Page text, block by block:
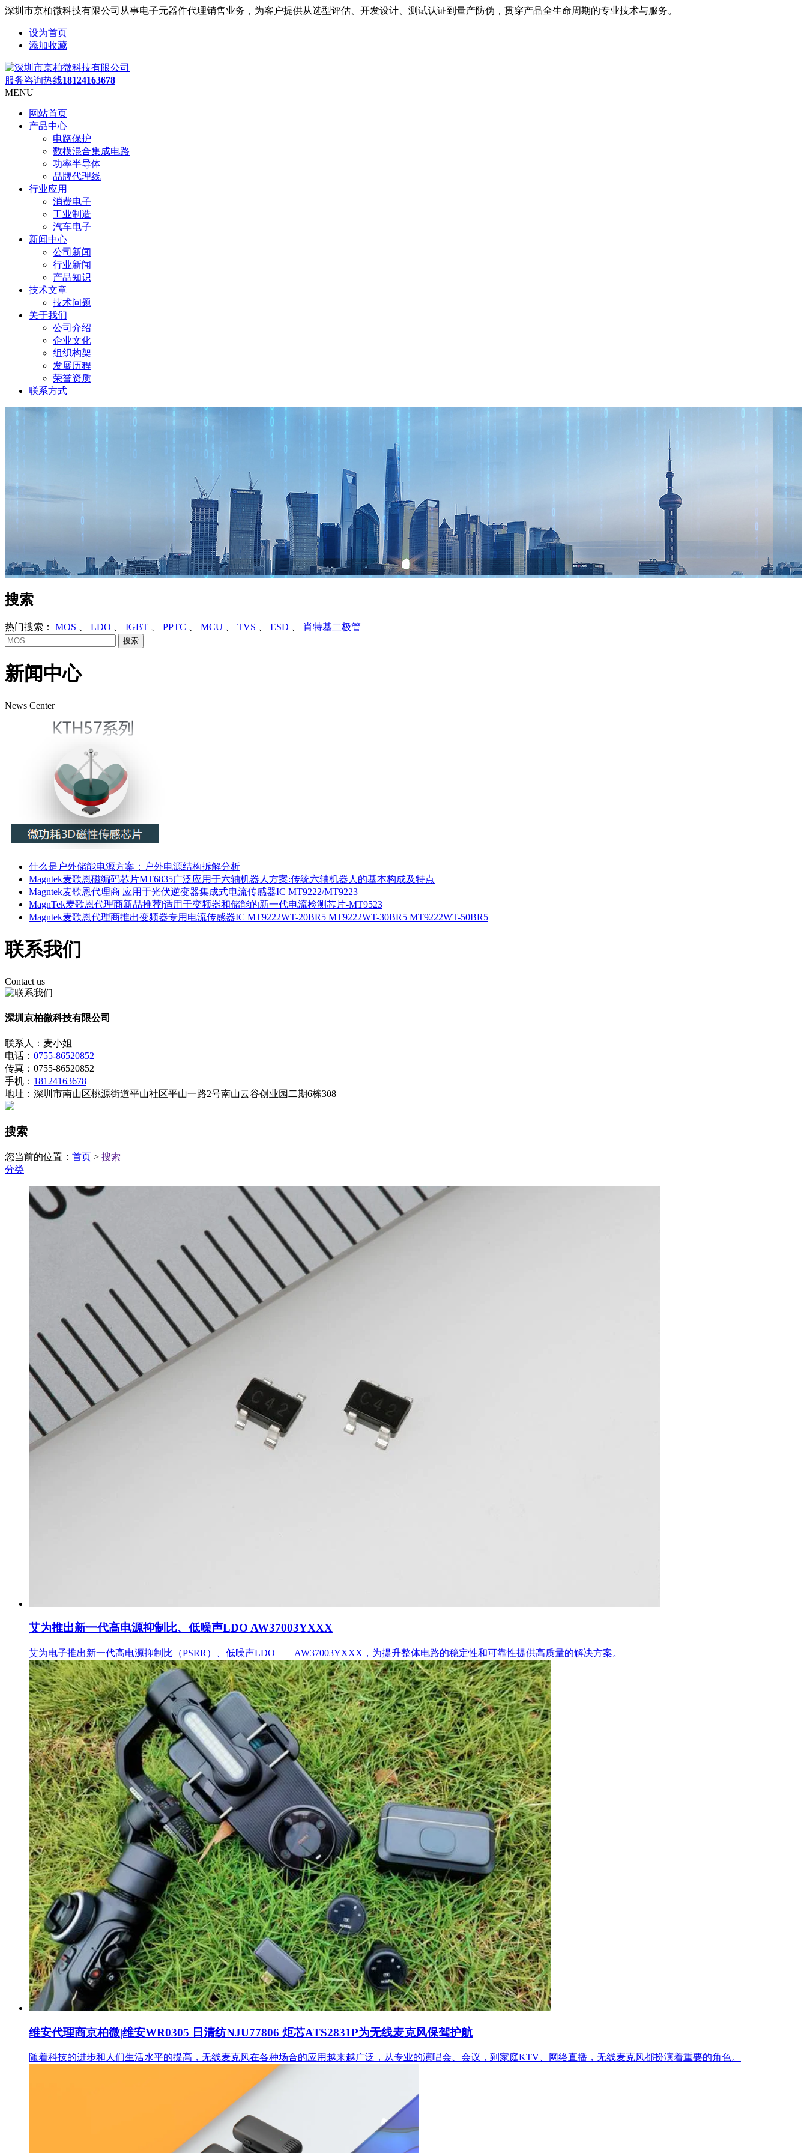
深圳市京柏微科技有限公司从事电子元器件代理销售业务，为客户提供从选型评估、开发设计、测试认证到量产防伪，贯穿产品全生命周期的专业技术与服务。
设为首页
添加收藏
服务咨询热线18124163678
MENU
网站首页
产品中心
电路保护
数模混合集成电路
功率半导体
品牌代理线
行业应用
消费电子
工业制造
汽车电子
新闻中心
公司新闻
行业新闻
产品知识
技术文章
技术问题
关于我们
公司介绍
企业文化
组织构架
发展历程
荣誉资质
联系方式
搜索
热门搜索： MOS LDO IGBT PPTC MCU TVS ESD 肖特基二极管
新闻中心
News Center
什么是户外储能电源方案：户外电源结构拆解分析
Magntek麦歌恩磁编码芯片MT6835广泛应用于六轴机器人方案:传统六轴机器人的基本构成及特点
Magntek麦歌恩代理商 应用于光伏逆变器集成式电流传感器IC MT9222/MT9223
MagnTek麦歌恩代理商新品推荐|适用于变频器和储能的新一代电流检测芯片-MT9523
Magntek麦歌恩代理商推出变频器专用电流传感器IC MT9222WT-20BR5 MT9222WT-30BR5 MT9222WT-50BR5
联系我们
Contact us
深圳京柏微科技有限公司
联系人：麦小姐
电话： 0755-86520852
传真：0755-86520852
手机： 18124163678
地址：深圳市南山区桃源街道平山社区平山一路2号南山云谷创业园二期6栋308
搜索
您当前的位置： 首页 > 搜索
分类
艾为推出新一代高电源抑制比、低噪声LDO AW37003YXXX
艾为电子推出新一代高电源抑制比（PSRR）、低噪声LDO——AW37003YXXX，为提升整体电路的稳定性和可靠性提供高质量的解决方案。
维安代理商京柏微|维安WR0305 日清纺NJU77806 炬芯ATS2831P为无线麦克风保驾护航
随着科技的进步和人们生活水平的提高，无线麦克风在各种场合的应用越来越广泛，从专业的演唱会、会议，到家庭KTV、网络直播，无线麦克风都扮演着重要的角色。